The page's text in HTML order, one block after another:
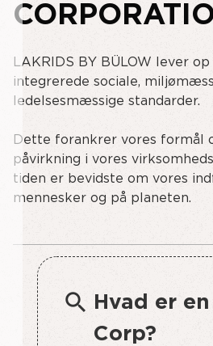
LAKRIDS BY BÜLOW lever
integrerede sociale,
ledelsesmæssige standarder.
Dette forankrer vores formål
påvirkning i vores
tiden er bevidste om vores
mennesker og på planeten.
search
Hvad er en
Corp?